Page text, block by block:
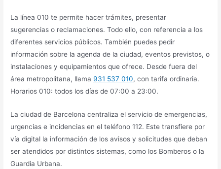
La línea 010 te permite hacer trámites, presentar
sugerencias o reclamaciones. Todo ello, con referencia a los
diferentes servicios públicos. También puedes pedir
información sobre la agenda de la ciudad, eventos previstos, o
instalaciones y equipamientos que ofrece. Desde fuera del
área metropolitana, llama 931 537 010, con tarifa ordinaria.
Horarios 010: todos los días de 07:00 a 23:00.
La ciudad de Barcelona centraliza el servicio de emergencias,
urgencias e incidencias en el teléfono 112. Este transfiere por
vía digital la información de los avisos y solicitudes que deban
ser atendidos por distintos sistemas, como los Bomberos o la
Guardia Urbana.